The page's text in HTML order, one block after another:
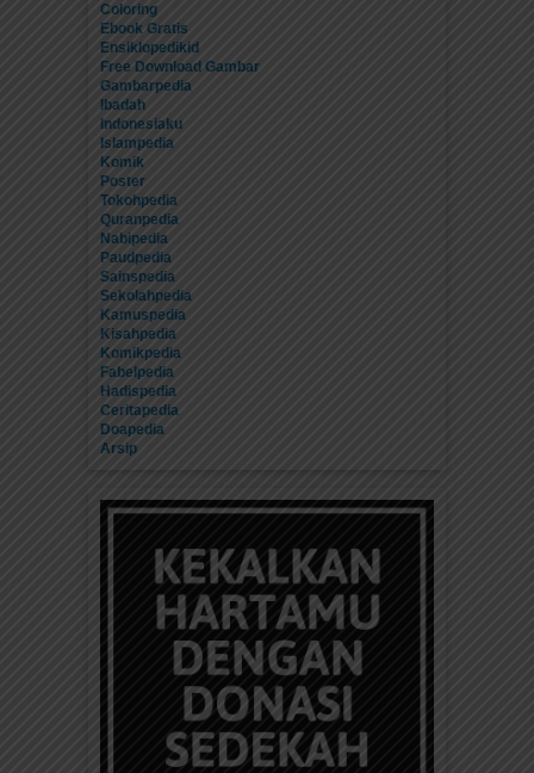
Coloring
Ebook Gratis
Ensiklopedikid
Free Download Gambar
Gambarpedia
Ibadah
Indonesiaku
Islampedia
Komik
Poster
Tokohpedia
Quranpedia
Nabipedia
Paudpedia
Sainspedia
Sekolahpedia
Kamuspedia
Kisahpedia
Komikpedia
Fabelpedia
Hadispedia
Ceritapedia
Doapedia
Arsip